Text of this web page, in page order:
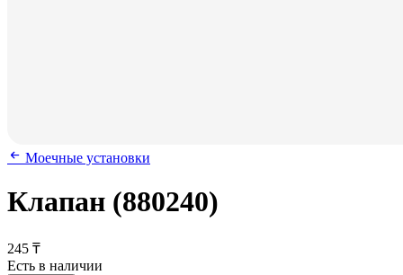
Моечные установки
Клапан (880240)
245 ₸
Есть в наличии